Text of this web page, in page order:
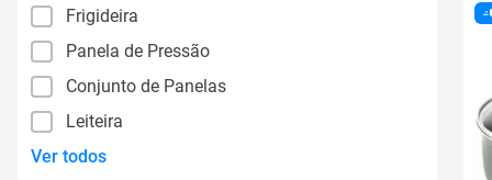
Frigideira
Panela de Pressão
Conjunto de Panelas
Leiteira
Ver todos